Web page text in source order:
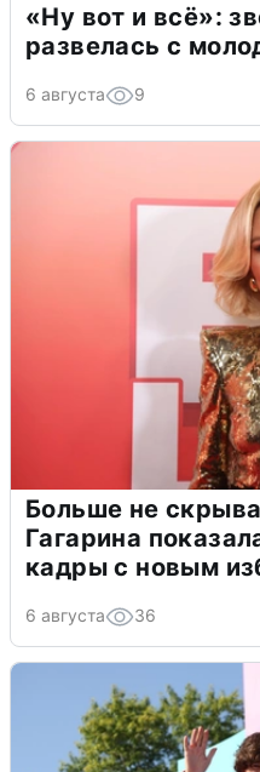
«Ну вот и всё»:
развелась с
6 августа 9
Больше не
Гагарина
кадры с новым
6 августа 36